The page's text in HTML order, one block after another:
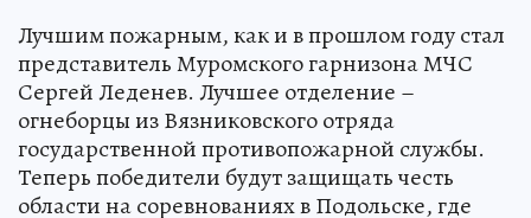
Лучшим пожарным, как и в прошлом году стал
представитель Муромского гарнизона МЧС
Сергей Леденев. Лучшее отделение –
огнеборцы из Вязниковского отряда
государственной противопожарной службы.
Теперь победители будут защищать честь
области на соревнованиях в Подольске, где